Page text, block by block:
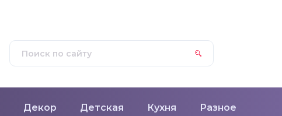
Декор Детская Кухня Разное